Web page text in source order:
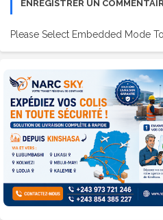
ENREGISTRER UN
Please Select Embedded Mode